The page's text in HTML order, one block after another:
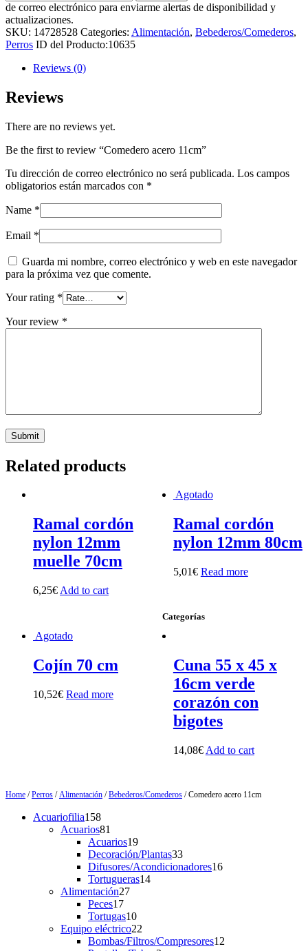
de correo electrónico para enviarme alertas de disponibilidad y
actualizaciones.
SKU: 14728528 Categories: Alimentación, Bebederos/Comederos,
Perros ID del Producto:10635
Reviews (0)
Reviews
There are no reviews yet.
Be the first to review “Comedero acero 11cm”
Tu dirección de correo electrónico no será publicada. Los campos
obligatorios están marcados con *
Name *
Email *
Guarda mi nombre, correo electrónico y web en este navegador
para la próxima vez que comente.
Your rating *
Your review *
Related products
Ramal cordón
nylon 12mm
muelle 70cm
6,25€ Add to cart
Agotado
Ramal cordón
nylon 12mm 80cm
5,01€ Read more
Agotado
Cojín 70 cm
10,52€ Read more
Cuna 55 x 45 x
16cm verde
corazón con
bigotes
14,08€ Add to cart
Categorías
Home /Perros / Alimentación /Bebederos/Comederos / Comedero acero 11cm
Acuariofilia158158
products
Acuarios81
products
Acuarios1919
products
Decoración/Plantas3333
products
Difusores/Acondicionadores1616
Tortugueras1414
Alimentación2727
Peces1717
products
Tortugas1010
products
Equipo eléctrico22
products
Bombas/Filtros/Compresores12